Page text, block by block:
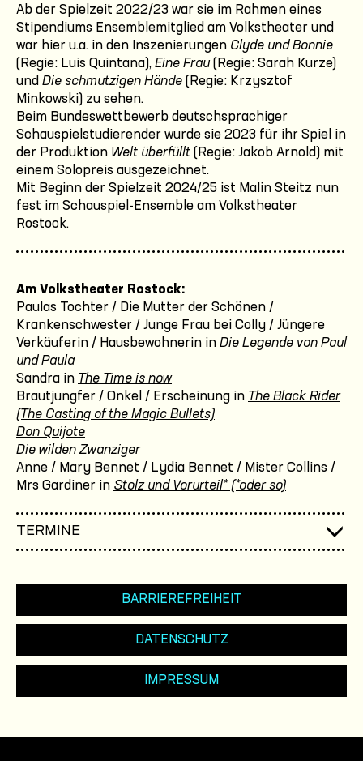
Ab der Spielzeit 2022/23 war sie im Rahmen eines
Stipendiums Ensemblemitglied am Volkstheater und
war hier u.a. in den Inszenierungen Clyde und Bonnie
(Regie: Luis Quintana), Eine Frau(Regie: Sarah Kurze)
und Die schmutzigen Hände (Regie: Krzysztof
Minkowski) zu sehen.
Beim Bundeswettbewerb deutschsprachiger
Schauspielstudierender wurde sie 2023 für ihr Spiel in
der Produktion Welt überfüllt (Regie: Jakob Arnold) mit
einem Solopreis ausgezeichnet.
Mit Beginn der Spielzeit 2024/25 ist Malin Steitz nun
fest im Schauspiel-Ensemble am Volkstheater
Rostock.
Am Volkstheater Rostock:
Paulas Tochter / Die Mutter der Schönen /
Krankenschwester / Junge Frau bei Colly / Jüngere
Verkäuferin / Hausbewohnerin in Die Legende von Paul
und Paula
Sandra in The Time is now
Brautjungfer / Onkel / Erscheinung in The Black Rider
(The Casting of the Magic Bullets)
Don Quijote
Die wilden Zwanziger
Anne / Mary Bennet / Lydia Bennet / Mister Collins /
Mrs Gardiner in Stolz und Vorurteil* (*oder so)
TERMINE
BARRIEREFREIHEIT
DATENSCHUTZ
IMPRESSUM